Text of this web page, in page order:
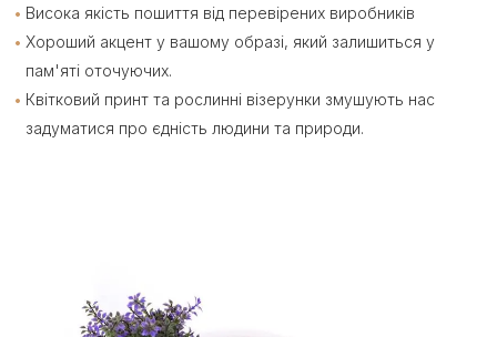
Висока якість пошиття від перевірених виробників
Хороший акцент у вашому образі, який залишиться у
пам'яті оточуючих.
Квітковий принт та рослинні візерунки змушують нас
задуматися про єдність людини та природи.